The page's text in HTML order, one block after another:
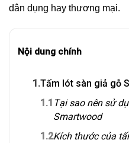
dân dụng hay thương mại.
Nội dung chính
1.Tấm lót sàn giả gỗ
1.1 Tại sao nên sử
Smartwood
1.2Kích thước của